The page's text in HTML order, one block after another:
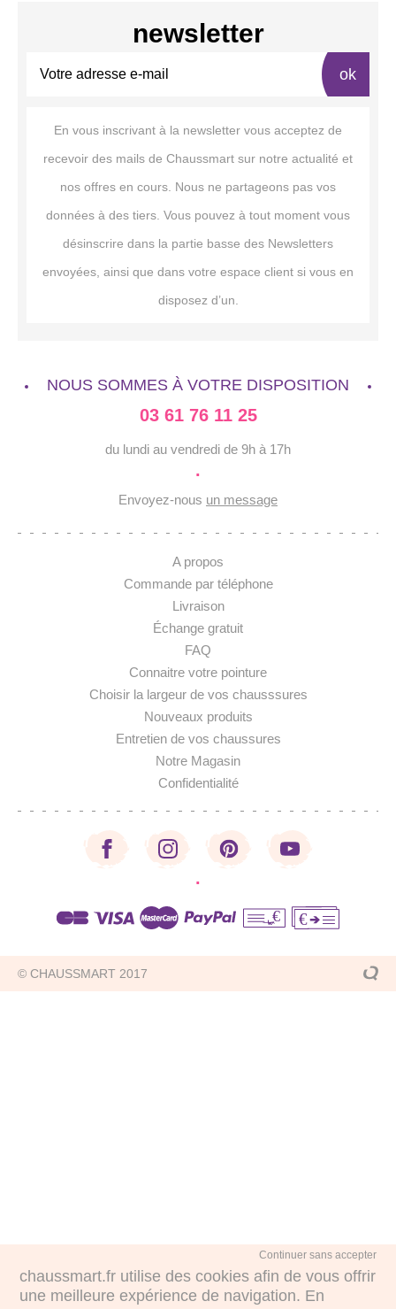
newsletter
ok
En vous inscrivant à la newsletter vous acceptez de
recevoir des mails de Chaussmart sur notre actualité et
nos offres en cours. Nous ne partageons pas vos
données à des tiers. Vous pouvez à tout moment vous
désinscrire dans la partie basse des Newsletters
envoyées, ainsi que dans votre espace client si vous en
disposez d’un.
chaussmart.fr utilise des cookies afin de vous offrir
une meilleure expérience de navigation. En
Continuer sans accepter
NOUS SOMMES À VOTRE DISPOSITION
03 61 76 11 25
du lundi au vendredi de 9h à 17h
·
Envoyez-nous un message
A propos
Commande par téléphone
Livraison
Échange gratuit
FAQ
Connaitre votre pointure
Choisir la largeur de vos chausssures
Nouveaux produits
Entretien de vos chaussures
Notre Magasin
Confidentialité
·
€ €
© CHAUSSMART 2017